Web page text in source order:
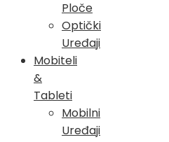
Ploče
Optički
Uređaji
Mobiteli
&
Tableti
Mobilni
Uređaji